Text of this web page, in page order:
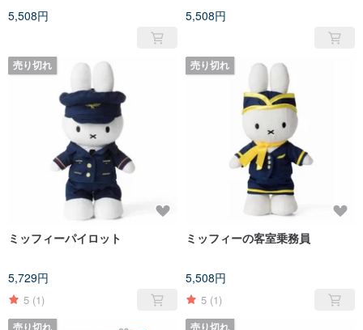
5,508円 5,508円
売り切れ
ミッフィーパイロット
5,729円
5 (1)
売り切れ
ミッフィーの客室乗務員
5,508円
5 (1)
売り切れ 売り切れ